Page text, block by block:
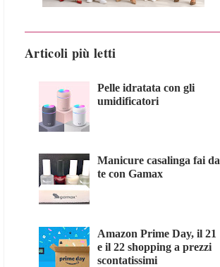
Articoli più letti
Pelle idratata con gli
umidificatori
Manicure casalinga fai da
te con Gamax
Amazon Prime Day, il 21
e il 22 shopping a prezzi
scontatissimi